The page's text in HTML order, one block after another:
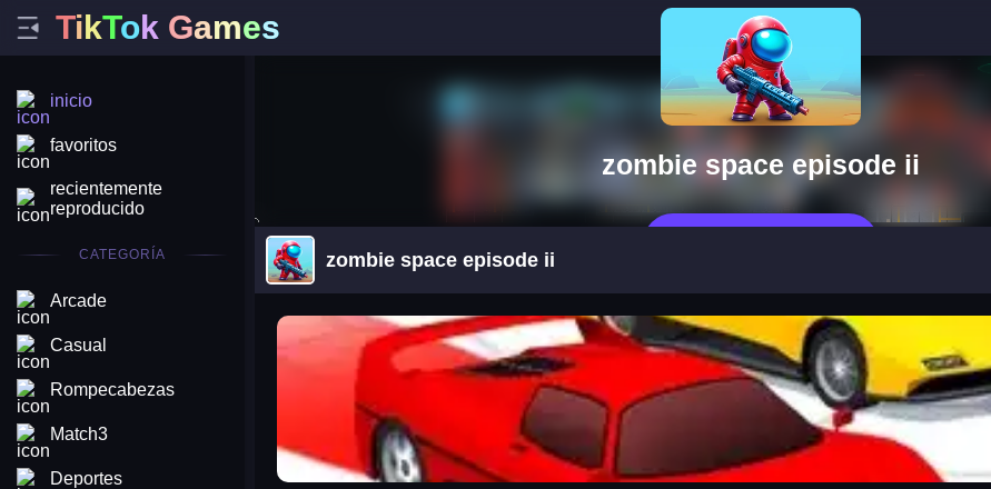
TikTok Games
inicio
favoritos
recientemente
reproducido
CATEGORÍA
Arcade
Casual
Rompecabezas
Match3
Deportes
zombie space episode ii
zombie space episode ii
arena king